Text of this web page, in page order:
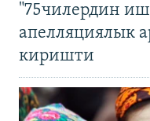
"75чилердин
апелляциялык
киришти